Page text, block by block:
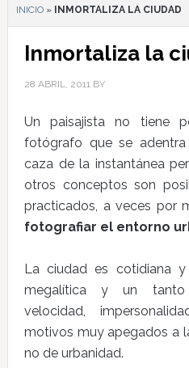
INICIO» INMORTALIZA LA CIUDAD
Inmortaliza la
28 ABRIL, 2011BY
Un paisajista no tiene
fotógrafo que se
caza de la instantánea
otros conceptos son
practicados, a veces por
fotografiar el entorno
La ciudad es cotidiana
megalítica y un tanto
velocidad,
motivos muy apegados a
no de urbanidad.